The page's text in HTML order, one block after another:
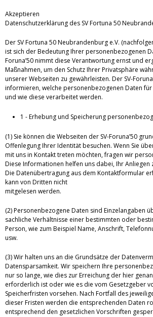
Akzeptieren
Datenschutzerklärung des SV Fortuna 50
Der SV Fortuna 50 Neubrandenburg e.V.
ist sich der Bedeutung Ihrer personenbezogenen
Foruna’50 nimmt diese Verantwortung ernst und
Maßnahmen, um den Schutz Ihrer Privatsphäre
unserer Webseiten zu gewährleisten. Der SV-
informieren, welche personenbezogenen Daten
und wie diese verarbeitet werden.
1 - Erhebung und Speicherung
(1) Sie können die Webseiten der SV-Foruna’50
Offenlegung Ihrer Identität besuchen. Wenn Sie
mit uns in Kontakt treten möchten, fragen wir
Diese Informationen helfen uns dabei, Ihr Anliegen
Die Datenübertragung aus dem Kontaktformular
kann von Dritten nicht
mitgelesen werden.
(2) Personenbezogene Daten sind Einzelangaben
sachliche Verhältnisse einer bestimmten oder
Person, wie zum Beispiel Name, Anschrift,
usw.
(3) Wir halten uns an die Grundsätze der
Datensparsamkeit. Wir speichern Ihre
nur so lange, wie dies zur Erreichung der hier
erforderlich ist oder wie es die vom Gesetzgeber
Speicherfristen vorsehen. Nach Fortfall des
dieser Fristen werden die entsprechenden Daten
entsprechend den gesetzlichen Vorschriften